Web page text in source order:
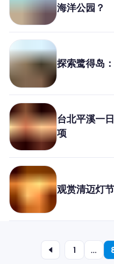
海洋公园？
探索鹭得岛
台北平溪一
项
观赏清迈灯
1 ...